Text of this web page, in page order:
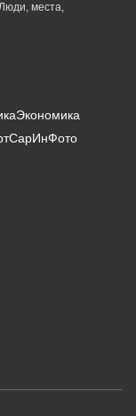
места,
Экономика
СарИнФото